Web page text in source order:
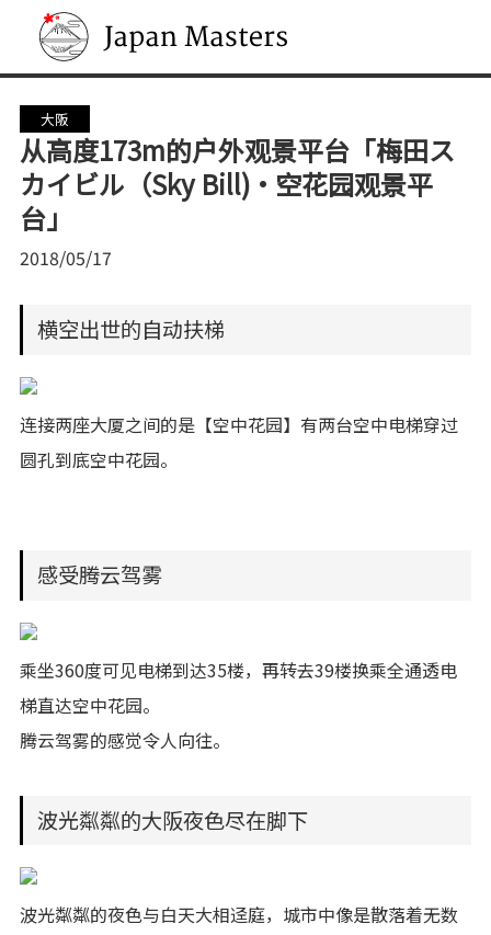
Japan Masters
大阪
从高度173m的户外观景平台「梅田ス
カイビル（Sky Bill)・空花园观景平
台」
2018/05/17
横空出世的自动扶梯
连接两座大厦之间的是【空中花园】有两台空中电梯穿过
圆孔到底空中花园。
感受腾云驾雾
乘坐360度可见电梯到达35楼，再转去39楼换乘全通透电
梯直达空中花园。
腾云驾雾的感觉令人向往。
波光粼粼的大阪夜色尽在脚下
波光粼粼的夜色与白天大相迳庭，城市中像是散落着无数